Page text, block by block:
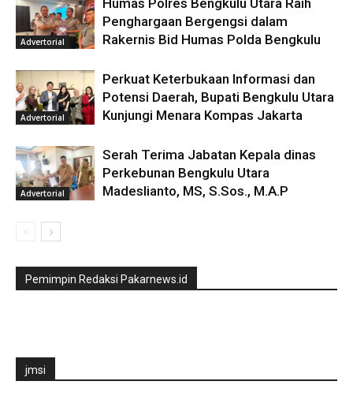
Advertorial
Humas Polres Bengkulu Utara Raih
Penghargaan Bergengsi dalam
Rakernis Bid Humas Polda Bengkulu
Advertorial
Perkuat Keterbukaan Informasi dan
Potensi Daerah, Bupati Bengkulu Utara
Kunjungi Menara Kompas Jakarta
Advertorial
Serah Terima Jabatan Kepala dinas
Perkebunan Bengkulu Utara
Madeslianto, MS, S.Sos., M.A.P
Pemimpin Redaksi Pakarnews.id
jmsi